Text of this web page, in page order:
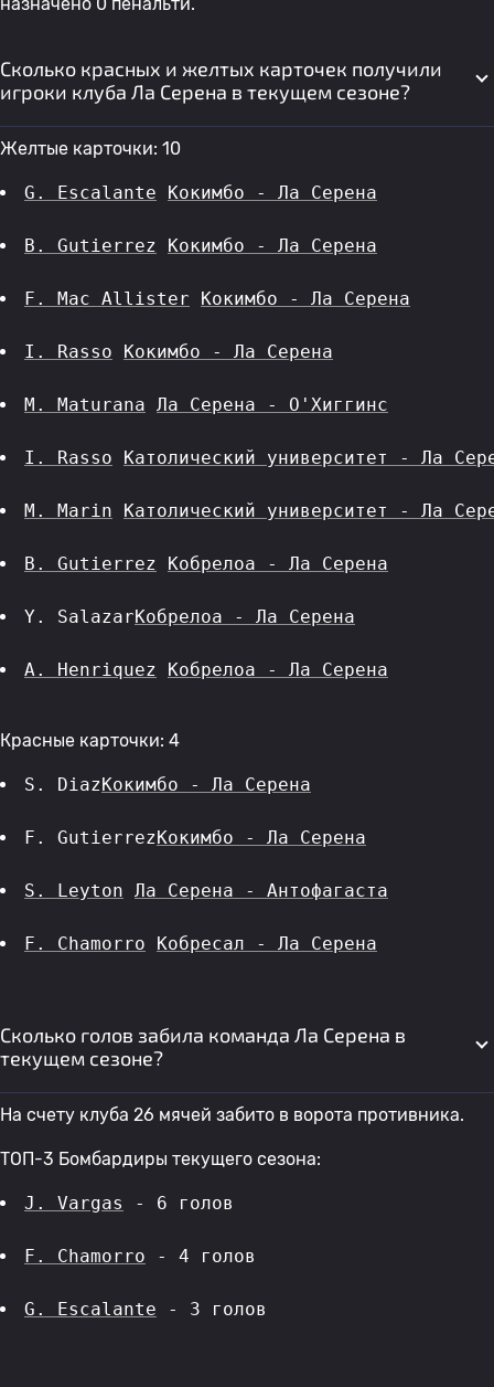
Сколько красных и желтых карточек получили
игроки клуба Ла Серена в текущем сезоне?
Желтые карточки: 10
G. Escalante Кокимбо - Ла Серена
B. Gutierrez Кокимбо - Ла Серена
F. Mac Allister Кокимбо - Ла Серена
I. Rasso Кокимбо - Ла Серена
M. Maturana Ла Серена - О'Хиггинс
I. Rasso Католический университет - Ла
M. Marin Католический университет - Ла
B. Gutierrez Кобрелоа - Ла Серена
Y. SalazarКобрелоа - Ла Серена
A. Henriquez Кобрелоа - Ла Серена
Красные карточки: 4
S. DiazКокимбо - Ла Серена
F. GutierrezКокимбо - Ла Серена
S. Leyton Ла Серена - Антофагаста
F. Chamorro Кобресал - Ла Серена
Сколько голов забила команда Ла Серена в
текущем сезоне?
На счету клуба 26 мячей забито в ворота противника.
ТОП-3 Бомбардиры текущего сезона:
J. Vargas - 6 голов
F. Chamorro - 4 голов
G. Escalante - 3 голов